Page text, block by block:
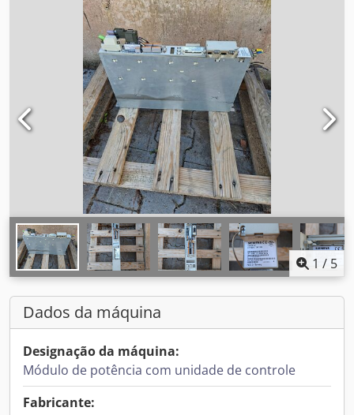
1 / 5
Dados da máquina
Designação da máquina:
Módulo de potência com unidade de controle
Fabricante: